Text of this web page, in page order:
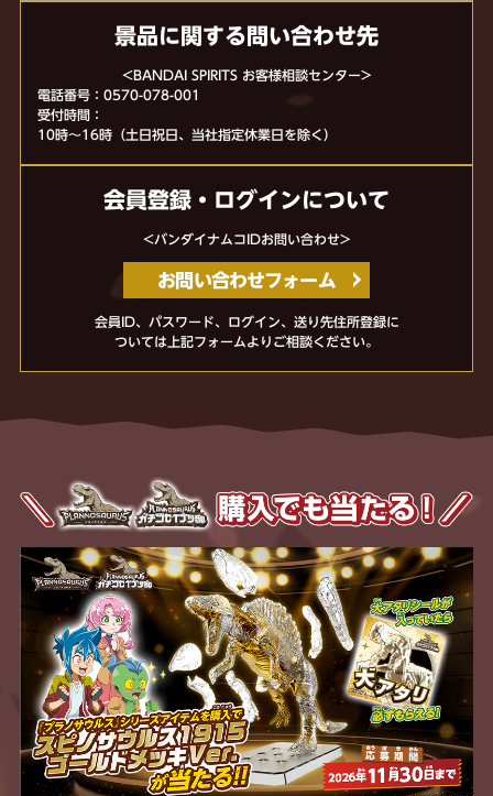
景品に関する問い合わせ先
<BANDAI SPIRITS お客様相談センター>
電話番号：0570-078-001
受付時間：
10時〜16時（土日祝日、当社指定休業日を除く）
会員登録・ログインについて
<バンダイナムコIDお問い合わせ>
お問い合わせフォーム
会員ID、パスワード、ログイン、送り先住所登録に
ついては上記フォームよりご相談ください。